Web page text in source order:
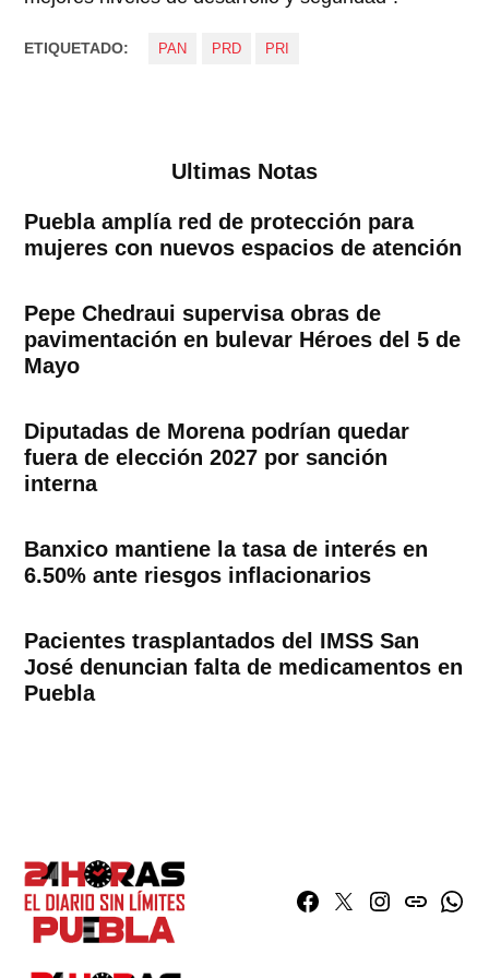
ETIQUETADO: PAN PRD PRI
Ultimas Notas
Puebla amplía red de protección para
mujeres con nuevos espacios de atención
Pepe Chedraui supervisa obras de
pavimentación en bulevar Héroes del 5 de
Mayo
Diputadas de Morena podrían quedar
fuera de elección 2027 por sanción
interna
Banxico mantiene la tasa de interés en
6.50% ante riesgos inflacionarios
Pacientes trasplantados del IMSS San
José denuncian falta de medicamentos en
Puebla
Facebook
TwitterInstagram
issuu